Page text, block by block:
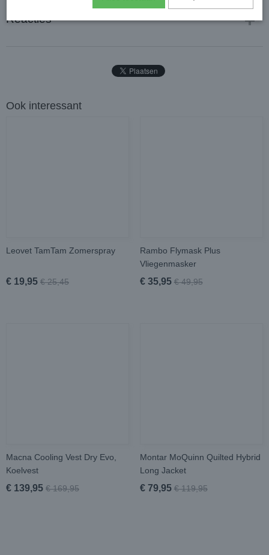
Reacties
Ook interessant
Leovet TamTam Zomerspray
€ 19,95 € 25,45
Rambo Flymask Plus
Vliegenmasker
€ 35,95 € 49,95
Macna Cooling Vest Dry Evo,
Koelvest
€ 139,95 € 169,95
Montar MoQuinn Quilted Hybrid
Long Jacket
€ 79,95 € 119,95